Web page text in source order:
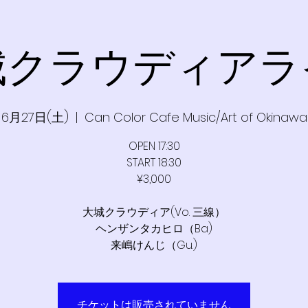
ラウディア
6月27日(土)
  |
Can Color Cafe Music/Art of Okinawa
OPEN 17:30
START 18:30
¥3,000
大城クラウディア(Vo. 三線）
ヘンザンタカヒロ（Ba)
来嶋けんじ（Gu.)